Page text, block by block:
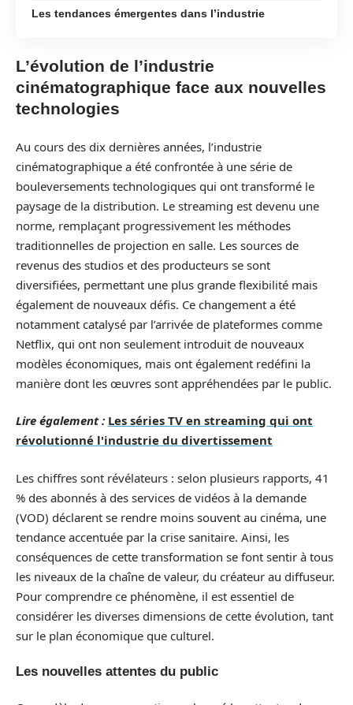
Les tendances émergentes dans l’industrie
L’évolution de l’industrie
cinématographique face aux nouvelles
technologies
Au cours des dix dernières années, l’industrie
cinématographique a été confrontée à une série de
bouleversements technologiques qui ont transformé le
paysage de la distribution. Le streaming est devenu une
norme, remplaçant progressivement les méthodes
traditionnelles de projection en salle. Les sources de
revenus des studios et des producteurs se sont
diversifiées, permettant une plus grande flexibilité mais
également de nouveaux défis. Ce changement a été
notamment catalysé par l’arrivée de plateformes comme
Netflix, qui ont non seulement introduit de nouveaux
modèles économiques, mais ont également redéfini la
manière dont les œuvres sont appréhendées par le public.
Lire également : Les séries TV en streaming qui ont
révolutionné l'industrie du divertissement
Les chiffres sont révélateurs : selon plusieurs rapports, 41
% des abonnés à des services de vidéos à la demande
(VOD) déclarent se rendre moins souvent au cinéma, une
tendance accentuée par la crise sanitaire. Ainsi, les
conséquences de cette transformation se font sentir à tous
les niveaux de la chaîne de valeur, du créateur au diffuseur.
Pour comprendre ce phénomène, il est essentiel de
considérer les diverses dimensions de cette évolution, tant
sur le plan économique que culturel.
Les nouvelles attentes du public